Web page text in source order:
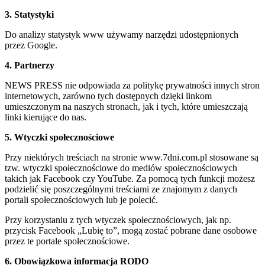
3. Statystyki
Do analizy statystyk www używamy narzędzi udostępnionych
przez Google.
4. Partnerzy
NEWS PRESS nie odpowiada za politykę prywatności innych stron
internetowych, zarówno tych dostępnych dzięki linkom
umieszczonym na naszych stronach, jak i tych, które umieszczają
linki kierujące do nas.
5. Wtyczki społecznościowe
Przy niektórych treściach na stronie www.7dni.com.pl stosowane są
tzw. wtyczki społecznościowe do mediów społecznościowych
takich jak Facebook czy YouTube. Za pomocą tych funkcji możesz
podzielić się poszczególnymi treściami ze znajomym z danych
portali społecznościowych lub je polecić.
Przy korzystaniu z tych wtyczek społecznościowych, jak np.
przycisk Facebook „Lubię to”, mogą zostać pobrane dane osobowe
przez te portale społecznościowe.
6. Obowiązkowa informacja RODO